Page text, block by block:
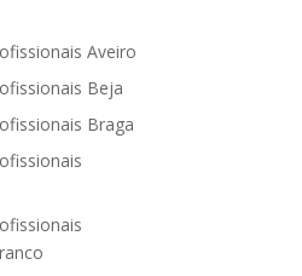
Aveiro
Beja
Braga